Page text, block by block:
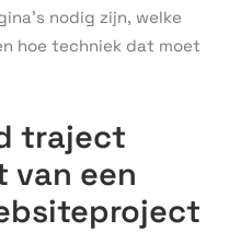
nodig zijn, welke
hoe techniek dat moet
traject
van een